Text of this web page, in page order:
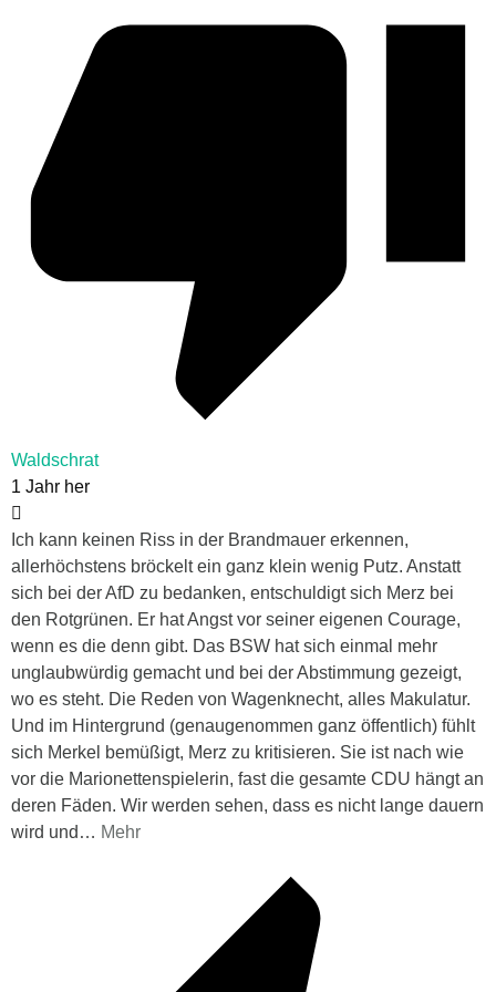
Waldschrat
1 Jahr her
Ich kann keinen Riss in der Brandmauer erkennen,
allerhöchstens bröckelt ein ganz klein wenig Putz. Anstatt
sich bei der AfD zu bedanken, entschuldigt sich Merz bei
den Rotgrünen. Er hat Angst vor seiner eigenen Courage,
wenn es die denn gibt. Das BSW hat sich einmal mehr
unglaubwürdig gemacht und bei der Abstimmung gezeigt,
wo es steht. Die Reden von Wagenknecht, alles Makulatur.
Und im Hintergrund (genaugenommen ganz öffentlich) fühlt
sich Merkel bemüßigt, Merz zu kritisieren. Sie ist nach wie
vor die Marionettenspielerin, fast die gesamte CDU hängt an
deren Fäden. Wir werden sehen, dass es nicht lange dauern
wird und … Mehr